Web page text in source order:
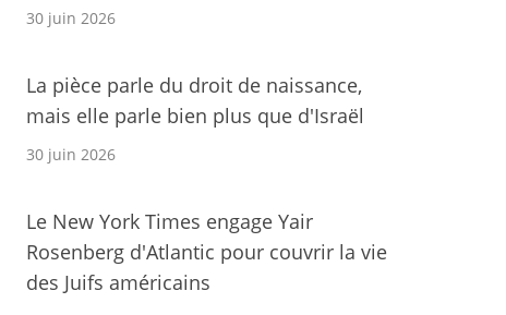
30 juin 2026
La pièce parle du droit de naissance,
mais elle parle bien plus que d'Israël
30 juin 2026
Le New York Times engage Yair
Rosenberg d'Atlantic pour couvrir la vie
des Juifs américains